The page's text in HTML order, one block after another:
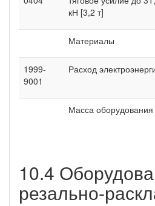
кН [3,2 т]
Материалы
1999-
9001
Расход
Масса оборудования
10.4
резально-